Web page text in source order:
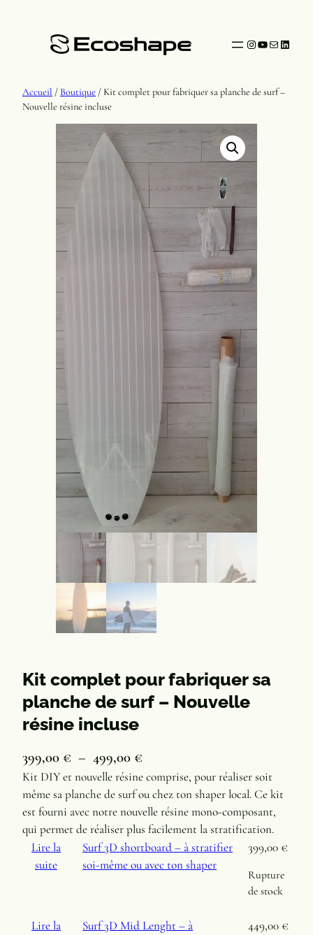
Instagram
YouTube
Mail
Accueil / Boutique / Kit complet pour fabriquer sa planche de surf –
Nouvelle résine incluse
Kit complet pour fabriquer sa
planche de surf – Nouvelle
résine incluse
399,00 € – 499,00 €
l
a
g
e
d
r
Kit DIY et nouvelle résine comprise, pour réaliser soit
même sa planche de surf ou chez ton shaper local. Ce kit
est fourni avec notre nouvelle résine mono-composant,
qui permet de réaliser plus facilement la stratification.
Lire la
suite
Surf 3D shortboard – à stratifier
soi-même ou avec ton shaper
399,00 €
Rupture
de stock
Lire la
Surf 3D Mid Lenght – à
449,00 €